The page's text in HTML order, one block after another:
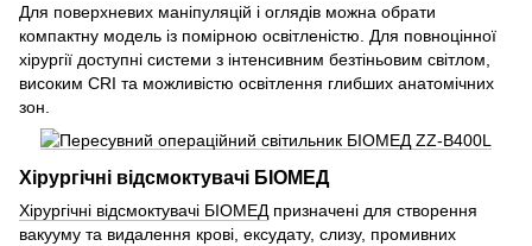
Для поверхневих маніпуляцій і оглядів можна обрати
компактну модель із помірною освітленістю. Для повноцінної
хірургії доступні системи з інтенсивним безтіньовим світлом,
високим CRI та можливістю освітлення глибших анатомічних
зон.
Хірургічні відсмоктувачі БІОМЕД
Хірургічні відсмоктувачі БІОМЕД призначені для створення
вакууму та видалення крові, ексудату, слизу, промивних